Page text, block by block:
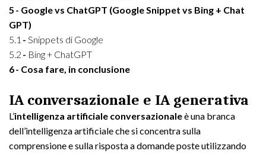
5
Google vs ChatGPT (Google Snippet vs Bing + Chat
GPT)
5.1
Snippets di Google
5.2
Bing + ChatGPT
6
Cosa fare, in conclusione
IA conversazionale e IA generativa
L’intelligenza artificiale conversazionaleè una branca
dell’intelligenza artificiale che si concentra sulla
comprensione e sulla risposta a domande poste utilizzando